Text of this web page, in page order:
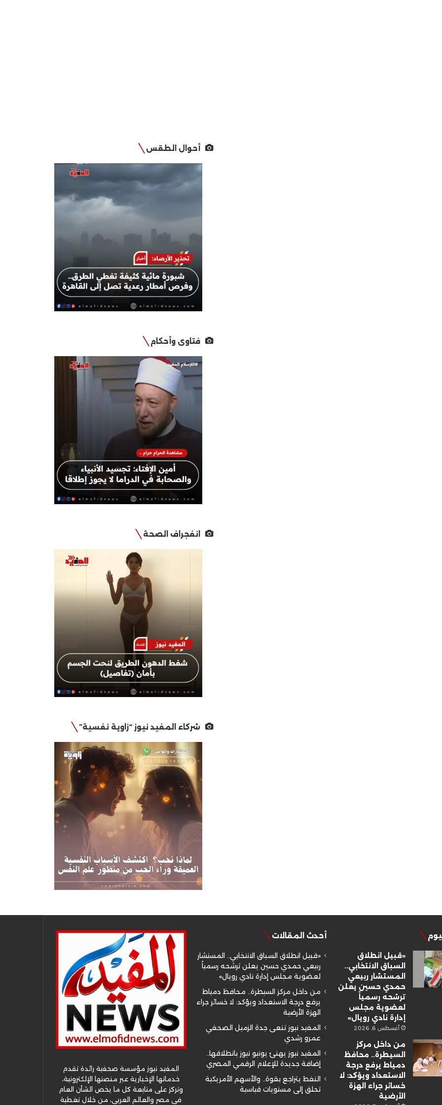
أحوال الطقس
فتاوى وأحكام
انفجراف الصحة
شركاء المفيد نيوز “زاوية نفسية”
«قبيل انطلاق
السباق الانتخابي..
المستشار ربيعي
حمدي حسين يعلن
ترشحه رسمياً
لعضوية مجلس
إدارة نادي رويال»
أغسطس 6, 2026
من داخل مركز
السيطرة.. محافظ
دمياط يرفع درجة
الاستعداد ويؤكد: لا
خسائر جراء الهزة
الأرضية
أحدث المقالات
«قبيل انطلاق السباق الانتخابي.. المستشار
ربيعي حمدي حسين يعلن ترشحه رسمياً
لعضوية مجلس إدارة نادي رويال»
من داخل مركز السيطرة.. محافظ دمياط
يرفع درجة الاستعداد ويؤكد: لا خسائر جراء
الهزة الأرضية
المفيد نيوز تنعى جدة الزميل الصحفي
عمرو رشدي
المفيد نيوز يهنئ يونيو نيوز بانطلاقها..
إضافة جديدة للإعلام الرقمي المصري
النفط يتراجع بقوة.. والأسهم الأمريكية
تحلق إلى مستويات قياسية
المفيد نيوز مؤسسة صحفية رائدة تقدم
خدماتها الإخبارية عبر منصتها الإلكترونية،
وتركز على متابعة كل ما يخص الشأن العام
في مصر والعالم العربي، من خلال تغطية